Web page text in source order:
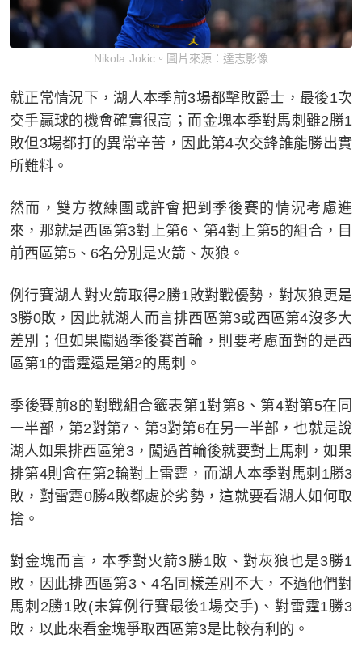
Nikola Jokic。圖片來源：達志影像
就正常情況下，湖人本季前3場都擊敗爵士，最後1次
交手贏球的機會確實很高；而金塊本季對馬刺雖2勝1
敗但3場都打的異常辛苦，因此第4次交鋒誰能勝出實
所難料。
然而，雙方教練團或許會把到季後賽的情況考慮進
來，那就是西區第3對上第6、第4對上第5的組合，目
前西區第5、6名分別是火箭、灰狼。
例行賽湖人對火箭取得2勝1敗對戰優勢，對灰狼更是
3勝0敗，因此就湖人而言排西區第3或西區第4沒多大
差別；但如果闖過季後賽首輪，則要考慮面對的是西
區第1的雷霆還是第2的馬刺。
季後賽前8的對戰組合籤表第1對第8、第4對第5在同
一半部，第2對第7、第3對第6在另一半部，也就是說
湖人如果排西區第3，闖過首輪後就要對上馬刺，如果
排第4則會在第2輪對上雷霆，而湖人本季對馬刺1勝3
敗，對雷霆0勝4敗都處於劣勢，這就要看湖人如何取
捨。
對金塊而言，本季對火箭3勝1敗、對灰狼也是3勝1
敗，因此排西區第3、4名同樣差別不大，不過他們對
馬刺2勝1敗(未算例行賽最後1場交手)、對雷霆1勝3
敗，以此來看金塊爭取西區第3是比較有利的。